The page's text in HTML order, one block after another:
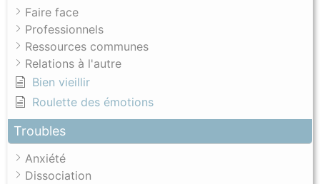
Faire face
Professionnels
Ressources communes
Relations à l'autre
Bien vieillir
Roulette des émotions
Troubles
Anxiété
Dissociation